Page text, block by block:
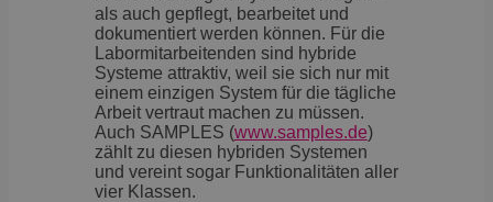
als auch gepflegt, bearbeitet und
dokumentiert werden können. Für die
Labormitarbeitenden sind hybride
Systeme attraktiv, weil sie sich nur mit
einem einzigen System für die tägliche
Arbeit vertraut machen zu müssen.
Auch SAMPLES (www.samples.de)
zählt zu diesen hybriden Systemen
und vereint sogar Funktionalitäten aller
vier Klassen.